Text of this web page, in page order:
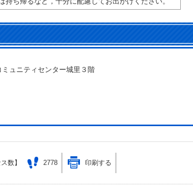
ュニティセンター城里３階
数】 2778 印刷する